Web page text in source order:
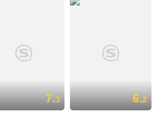
7.3 6.2